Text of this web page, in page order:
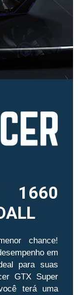
1660
chance!
em
para suas
GTX Super
terá uma